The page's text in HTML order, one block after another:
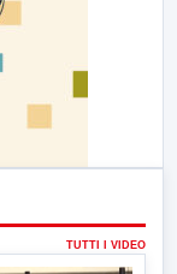
TUTTI I VIDEO